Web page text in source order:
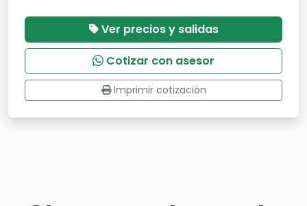
Ver precios y salidas
Cotizar con asesor
Imprimir cotización